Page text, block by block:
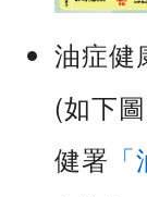
油症健
(如下
健署